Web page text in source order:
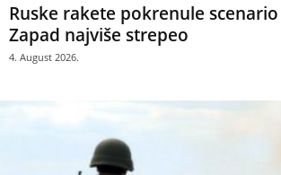
Ruske rakete pokrenule
Zapad najviše strepeo
4. August 2026.